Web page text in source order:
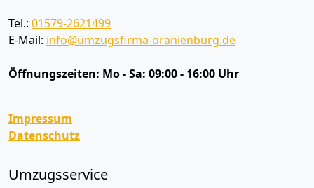
Tel.: 01579-2621499
E-Mail: info@umzugsfirma-oranienburg.de
Öffnungszeiten: Mo - Sa: 09:00 - 16:00 Uhr
Impressum
Datenschutz
Umzugsservice